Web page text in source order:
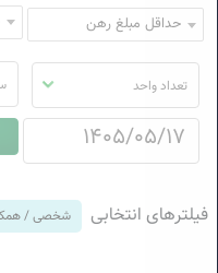
حداقل مبلغ رهن
تعداد واحد
فیلترهای انتخابی شخصی /